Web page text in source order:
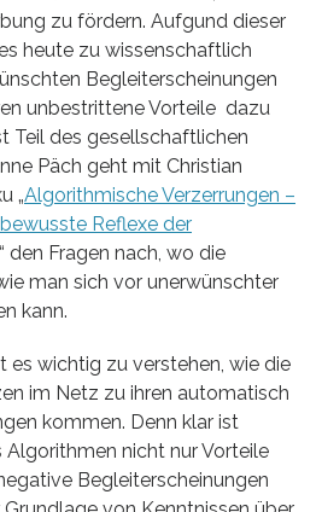
zu fördern. Aufgund dieser
heute zu wissenschaftlich
Begleiterscheinungen
unbestrittene Vorteile dazu
Teil des gesellschaftlichen
Päch geht mit Christian
„Algorithmische Verzerrungen –
Reflexe der
“ den Fragen nach, wo die
man sich vor unerwünschter
kann.
es wichtig zu verstehen, wie die
im Netz zu ihren automatisch
kommen. Denn klar ist
Algorithmen nicht nur Vorteile
Begleiterscheinungen